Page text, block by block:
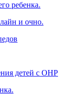
ребенка.
и очно.
детей с ОНР